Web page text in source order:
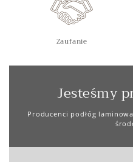
Zaufanie
Jesteśmy
Producenci podłóg